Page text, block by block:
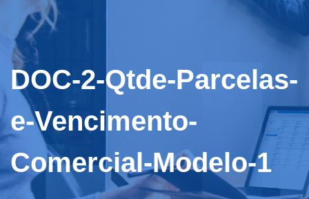
DOC-2-Qtde-Parcelas-
e-Vencimento-
Comercial-Modelo-1